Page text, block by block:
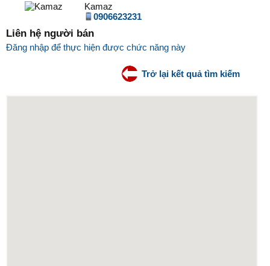
Kamaz
0906623231
Liên hệ người bán
Đăng nhập để thực hiện được chức năng này
Trở lại kết quả tìm kiếm